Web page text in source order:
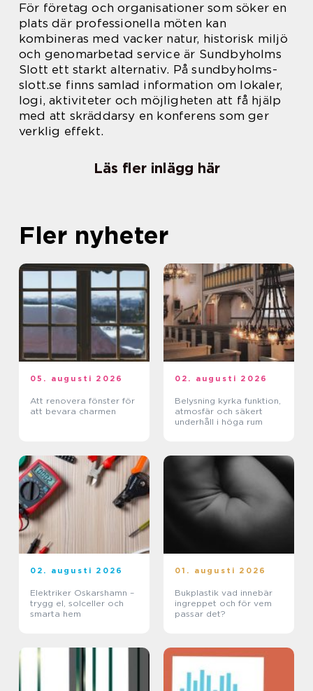
För företag och organisationer som söker en
plats där professionella möten kan
kombineras med vacker natur, historisk miljö
och genomarbetad service är Sundbyholms
Slott ett starkt alternativ. På sundbyholms-
slott.se finns samlad information om lokaler,
logi, aktiviteter och möjligheten att få hjälp
med att skräddarsy en konferens som ger
verklig effekt.
Läs fler inlägg här
Fler nyheter
05. augusti 2026
Att renovera fönster för
att bevara charmen
02. augusti 2026
Belysning kyrka funktion,
atmosfär och säkert
underhåll i höga rum
02. augusti 2026
Elektriker Oskarshamn –
trygg el, solceller och
smarta hem
01. augusti 2026
Bukplastik vad innebär
ingreppet och för vem
passar det?